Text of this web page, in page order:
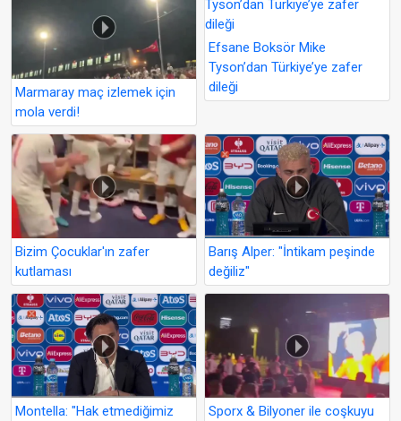
Marmaray maç izlemek için
mola verdi!
Efsane Boksör Mike
Tyson’dan Türkiye’ye zafer
dileği
Bizim Çocuklar'ın zafer
kutlaması
Barış Alper: "İntikam peşinde
değiliz"
Montella: "Hak etmediğimiz
Sporx & Bilyoner ile coşkuyu